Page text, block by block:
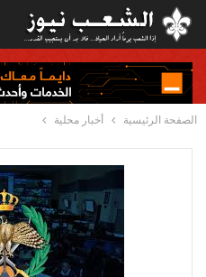
الصفحة الرئيسية أخبار محلية